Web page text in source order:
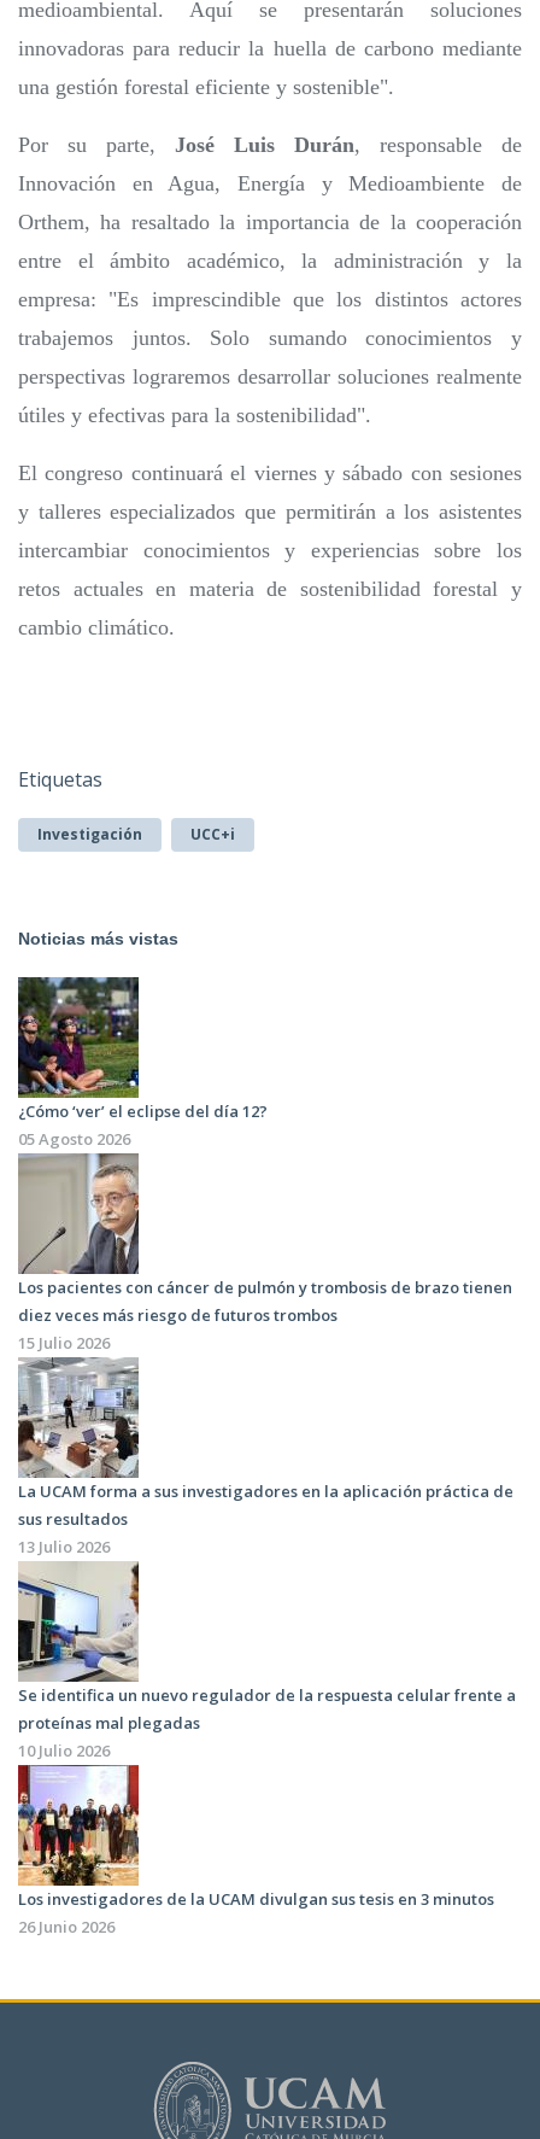
medioambiental. Aquí se presentarán soluciones
innovadoras para reducir la huella de carbono mediante
una gestión forestal eficiente y sostenible".
Por su parte, José Luis Durán, responsable de
Innovación en Agua, Energía y Medioambiente de
Orthem, ha resaltado la importancia de la cooperación
entre el ámbito académico, la administración y la
empresa: "Es imprescindible que los distintos actores
trabajemos juntos. Solo sumando conocimientos y
perspectivas lograremos desarrollar soluciones realmente
útiles y efectivas para la sostenibilidad".
El congreso continuará el viernes y sábado con sesiones
y talleres especializados que permitirán a los asistentes
intercambiar conocimientos y experiencias sobre los
retos actuales en materia de sostenibilidad forestal y
cambio climático.
Etiquetas
Investigación UCC+i
Noticias más vistas
¿Cómo ‘ver’ el eclipse del día 12?
05 Agosto 2026
Los pacientes con cáncer de pulmón y trombosis de brazo tienen
diez veces más riesgo de futuros trombos
15 Julio 2026
La UCAM forma a sus investigadores en la aplicación práctica de
sus resultados
13 Julio 2026
Se identifica un nuevo regulador de la respuesta celular frente a
proteínas mal plegadas
10 Julio 2026
Los investigadores de la UCAM divulgan sus tesis en 3 minutos
26 Junio 2026